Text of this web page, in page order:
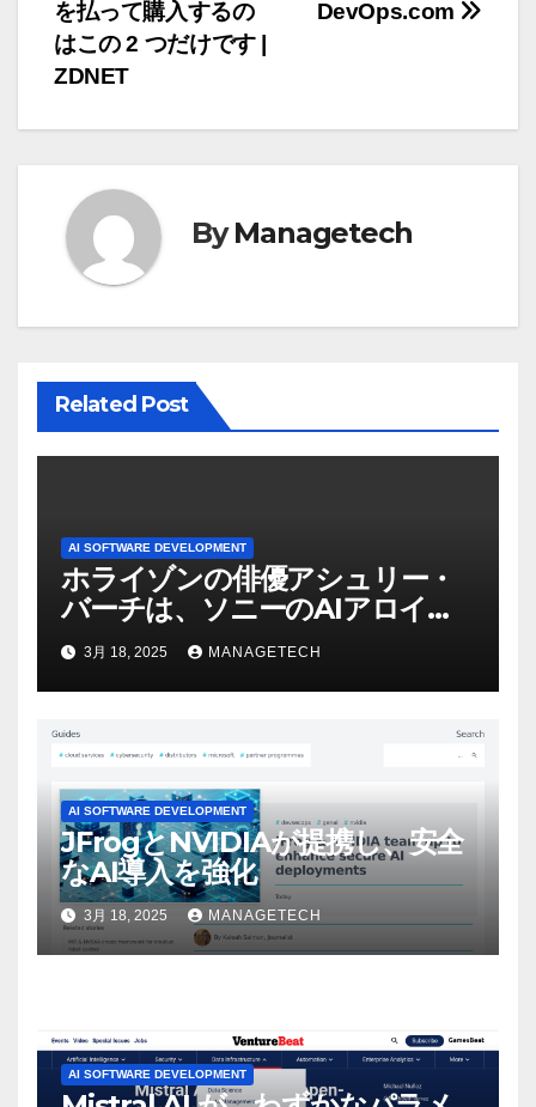
ナ
ー
シ
DevOps.com
を払って購入するの
はこの 2 つだけです |
ZDNET
ByManagetech
Related Post
AI SOFTWARE DEVELOPMENT
ホライゾンの俳優アシュリー・
バーチは、ソニーのAIアロイの
ビデオを見て「ゲームパフォー
マンスという芸術形式に不安を
感じた」と語る – IGN
3月 18, 2025 MANAGETECH
AI SOFTWARE DEVELOPMENT
JFrogとNVIDIAが提携し、安全
なAI導入を強化
3月 18, 2025 MANAGETECH
AI SOFTWARE DEVELOPMENT